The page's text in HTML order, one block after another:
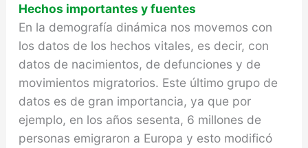
Hechos importantes y fuentes
En la demografía dinámica nos movemos con
los datos de los hechos vitales, es decir, con
datos de nacimientos, de defunciones y de
movimientos migratorios. Este último grupo de
datos es de gran importancia, ya que por
ejemplo, en los años sesenta, 6 millones de
personas emigraron a Europa y esto modificó